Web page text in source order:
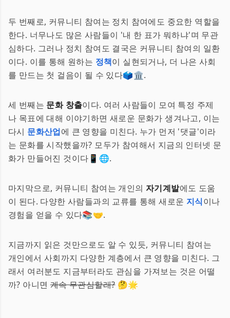
두 번째로, 커뮤니티 참여는 정치 참여에도 중요한 역할을
한다. 너무나도 많은 사람들이 '내 한 표가 뭐하냐'며 무관
심하다. 그러나 정치 참여도 결국은 커뮤니티 참여의 일환
이다. 이를 통해 원하는 정책이 실현되거나, 더 나은 사회
를 만드는 첫 걸음이 될 수 있다🗳️🏛️.
세 번째는 문화 창출이다. 여러 사람들이 모여 특정 주제
나 목표에 대해 이야기하면 새로운 문화가 생겨나고, 이는
다시 문화산업에 큰 영향을 미친다. 누가 먼저 '댓글'이라
는 문화를 시작했을까? 모두가 참여해서 지금의 인터넷 문
화가 만들어진 것이다📱🌐.
마지막으로, 커뮤니티 참여는 개인의 자기계발에도 도움
이 된다. 다양한 사람들과의 교류를 통해 새로운 지식이나
경험을 얻을 수 있다📚🤝.
지금까지 읽은 것만으로도 알 수 있듯, 커뮤니티 참여는
개인에서 사회까지 다양한 계층에서 큰 영향을 미친다. 그
래서 여러분도 지금부터라도 관심을 가져보는 것은 어떨
까? 아니면계속 무관심할래?🤔🌟